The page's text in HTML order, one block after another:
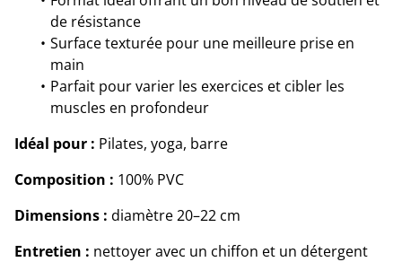
de résistance
Surface texturée pour une meilleure prise en
main
Parfait pour varier les exercices et cibler les
muscles en profondeur
Idéal pour : Pilates, yoga, barre
Composition : 100% PVC
Dimensions : diamètre 20–22 cm
Entretien : nettoyer avec un chiffon et un détergent